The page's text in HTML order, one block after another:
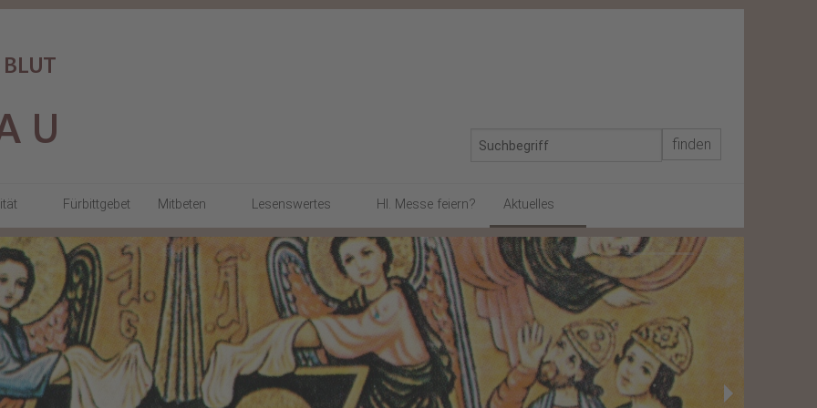
Fürbittgebet Mitbeten
Gottesdienste
Stundengebet
Stille Tage
Beten
Lesenswertes
KARMELimpulse
Hl. Messe feiern? Aktuelles
In memoriam
Schon gewusst?
Gegen Rassismus
Von gestern Weihnachtsbrief 2024